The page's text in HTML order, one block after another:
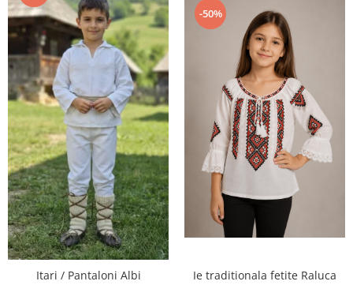
Itari / Pantaloni Albi
-50%
Ie traditionala fetite Raluca